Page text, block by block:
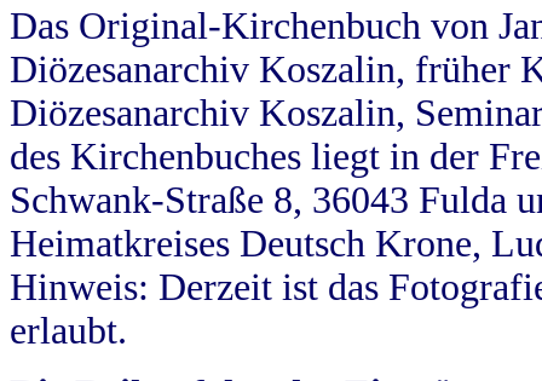
Das Original-Kirchenbuch von
Diözesanarchiv Koszalin, früher
Diözesanarchiv Koszalin,
des Kirchenbuches liegt in der
Schwank-Straße 8, 36043 Fulda
Heimatkreises Deutsch Krone,
Hinweis: Derzeit ist das
erlaubt.